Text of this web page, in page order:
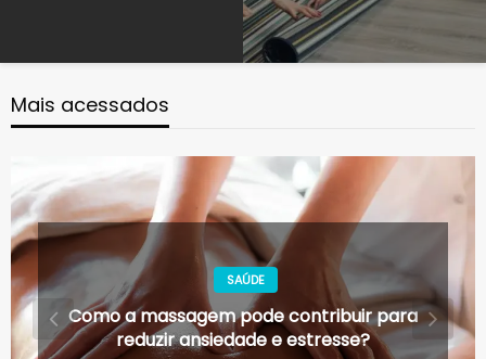
Mais acessados
AUTOMOTIVO
Como deixar o carro cheiroso? 9 dicas
práticas!